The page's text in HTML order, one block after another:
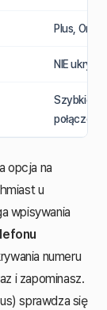
Plus,
NIE
Szybkie
opcja na
u
wpisywania
numeru
i zapominasz.
sprawdza się